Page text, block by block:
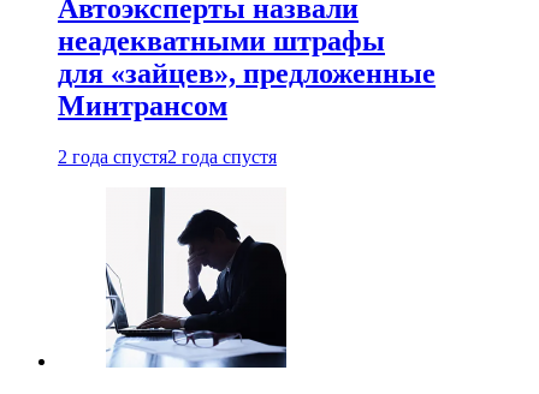
Автоэксперты назвали
неадекватными штрафы
для «зайцев», предложенные
Минтрансом
2 года спустя2 года спустя